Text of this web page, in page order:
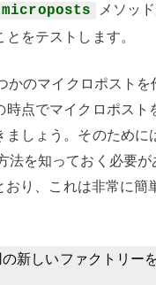
メソッ
をテストします。
かのマイクロポストを
時点でマイクロポスト
ましょう。そのために
法を知っておく必要が
おり、これは非常に簡
新しいファクトリー